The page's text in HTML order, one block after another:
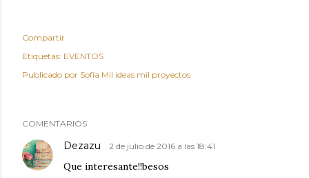
Compartir
Etiquetas: EVENTOS
Publicado por Sofía Mil ideas mil proyectos
COMENTARIOS
Dezazu 2 de julio de 2016 a las 18:41
Que interesante!!besos